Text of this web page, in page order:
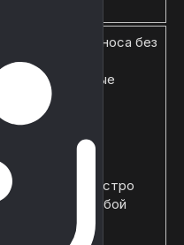
от шин и заноса без
процедурные
трассы в
сплайнов. Быстро
оставят за собой